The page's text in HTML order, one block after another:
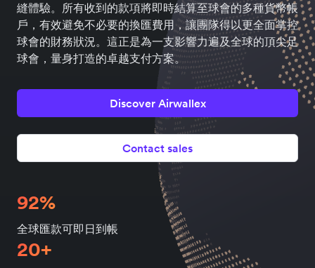
縫體驗。所有收到的款項將即時結算至球會的多種貨幣帳
戶，有效避免不必要的換匯費用，讓團隊得以更全面掌控
球會的財務狀況。這正是為一支影響力遍及全球的頂尖足
球會，量身打造的卓越支付方案。
Discover Airwallex
Contact sales
92%
全球匯款可即日到帳
20+